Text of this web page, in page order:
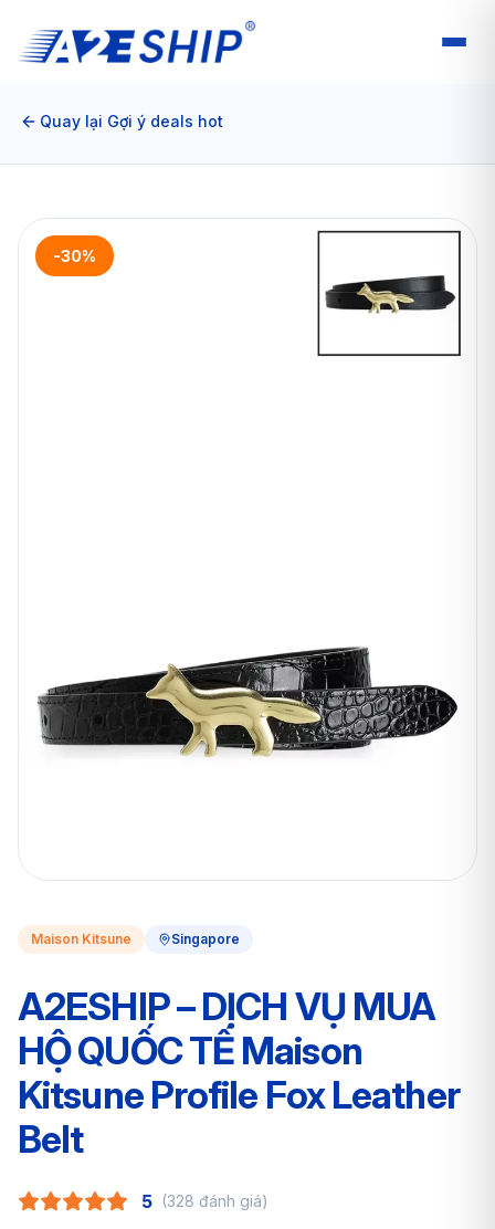
Quay lại Gợi ý deals hot
-30%
Maison Kitsune Singapore
A2ESHIP – DỊCH VỤ MUA
HỘ QUỐC TẾ Maison
Kitsune Profile Fox Leather
Belt
5 (328 đánh giá)